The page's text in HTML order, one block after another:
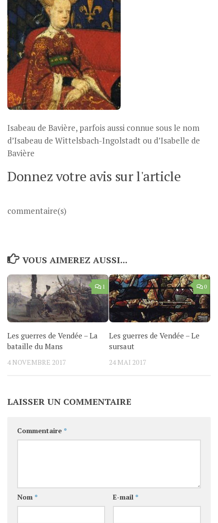
Isabeau de Bavière, parfois aussi connue sous le nom
d’Isabeau de Wittelsbach-Ingolstadt ou d’Isabelle de
Bavière
Donnez votre avis sur l'article
commentaire(s)
VOUS AIMEREZ AUSSI...
1
Les guerres de Vendée – La
bataille du Mans
4 NOVEMBRE 2017
0
Les guerres de Vendée – Le
sursaut
24 MAI 2017
LAISSER UN COMMENTAIRE
Commentaire *
Nom * E-mail *